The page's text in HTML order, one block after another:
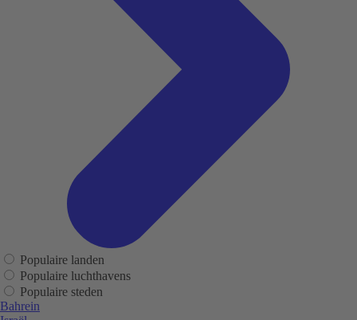
Populaire landen
Populaire luchthavens
Populaire steden
Bahrein